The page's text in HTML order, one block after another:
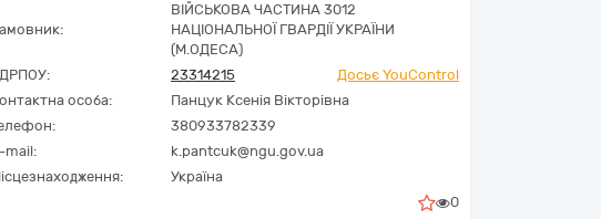
ВІЙСЬКОВА ЧАСТИНА 3012
НАЦІОНАЛЬНОЇ ГВАРДІЇ УКРАЇНИ
(М.ОДЕСА)
23314215
Досьє YouControl
особа:
Панцук Ксенія Вікторівна
380933782339
mail:
k.pantcuk@ngu.gov.ua
Україна
0